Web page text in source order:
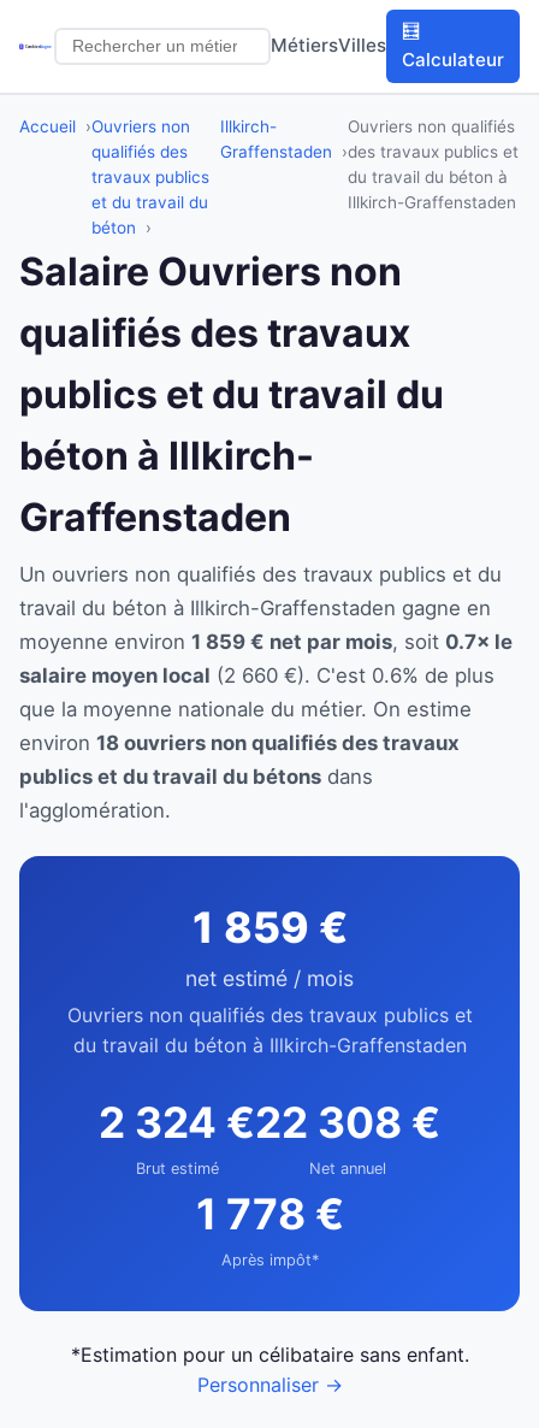
MétiersVilles
🧮
Calculateur
Accueil
Ouvriers non
qualifiés des
travaux publics
et du travail du
béton
Illkirch-
Graffenstaden
Ouvriers non qualifiés
des travaux publics et
du travail du béton à
Illkirch-Graffenstaden
Salaire Ouvriers non
qualifiés des travaux
publics et du travail du
béton à Illkirch-
Graffenstaden
Un ouvriers non qualifiés des travaux publics et du
travail du béton à Illkirch-Graffenstaden gagne en
moyenne environ 1 859 € net par mois, soit 0.7× le
salaire moyen local (2 660 €). C'est 0.6% de plus
que la moyenne nationale du métier. On estime
environ 18 ouvriers non qualifiés des travaux
publics et du travail du bétons dans
l'agglomération.
1 859 €
net estimé / mois
Ouvriers non qualifiés des travaux publics et
du travail du béton à Illkirch-Graffenstaden
2 324 €
Brut estimé
22 308 €
Net annuel
1 778 €
Après impôt*
*Estimation pour un célibataire sans enfant.
Personnaliser →